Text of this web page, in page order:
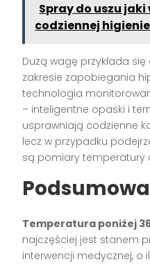
Spray do uszu
codziennej
Dużą wagę przykłada
zakresie zapobiegania
technologia
– inteligentne opaski i
usprawniają codzienne
lecz w przypadku
są pomiary temperatury
Temperatura poniżej
najczęściej jest stanem
interwencji medycznej, o